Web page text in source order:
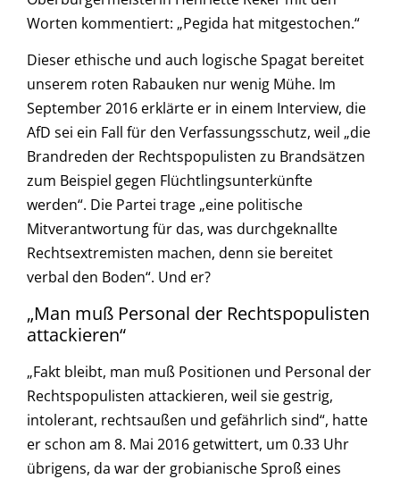
Worten kommentiert: „Pegida hat mitgestochen.“
Dieser ethische und auch logische Spagat bereitet
unserem roten Rabauken nur wenig Mühe. Im
September 2016 erklärte er in einem Interview, die
AfD sei ein Fall für den Verfassungsschutz, weil „die
Brandreden der Rechtspopulisten zu Brandsätzen
zum Beispiel gegen Flüchtlingsunterkünfte
werden“. Die Partei trage „eine politische
Mitverantwortung für das, was durchgeknallte
Rechtsextremisten machen, denn sie bereitet
verbal den Boden“. Und er?
„Man muß Personal der Rechtspopulisten
attackieren“
„Fakt bleibt, man muß Positionen und Personal der
Rechtspopulisten attackieren, weil sie gestrig,
intolerant, rechtsaußen und gefährlich sind“, hatte
er schon am 8. Mai 2016 getwittert, um 0.33 Uhr
übrigens, da war der grobianische Sproß eines